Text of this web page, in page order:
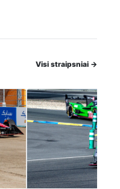
Visi straipsniai →